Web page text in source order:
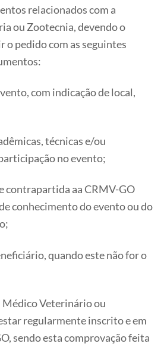
relacionados com a
ou Zootecnia, devendo o
pedido com as seguintes
com indicação de local,
técnicas e/ou
no evento;
contrapartida aa CRMV-GO
conhecimento do evento ou do
quando este não for o
Médico Veterinário ou
regularmente inscrito e em
sendo esta comprovação feita